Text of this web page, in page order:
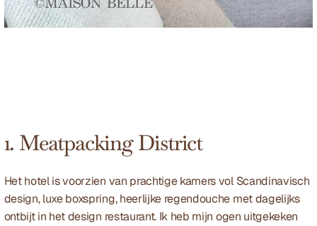
1. Meatpacking District
Het hotel is voorzien van prachtige kamers vol Scandinavisch
design, luxe boxspring, heerlijke regendouche met dagelijks
ontbijt in het design restaurant. Ik heb mijn ogen uitgekeken